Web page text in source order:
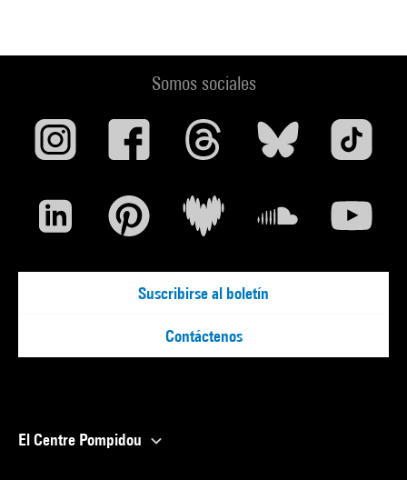
Somos sociales
Suscribirse al boletín
Contáctenos
El Centre Pompidou